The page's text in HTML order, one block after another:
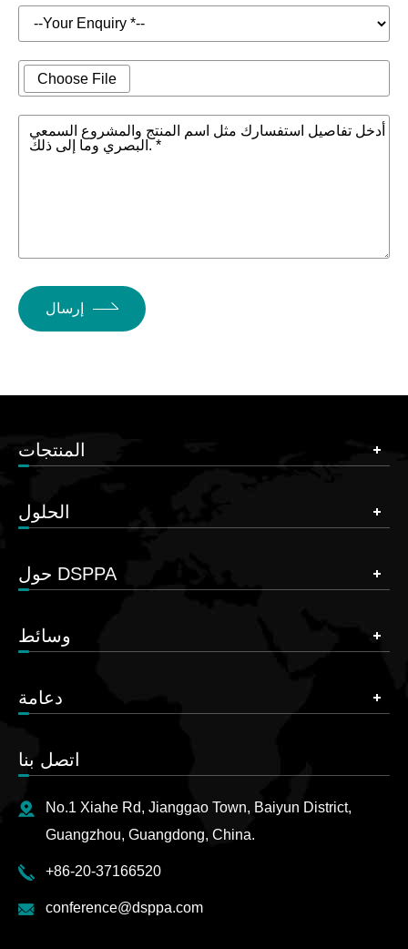
Choose File
أدخل تفاصيل استفسارك مثل اسم المنتج والمشروع السمعي
البصري وما إلى ذلك. *
إرسال
المنتجات
الحلول
حول DSPPA
وسائط
دعامة
اتصل بنا
No.1 Xiahe Rd, Jianggao Town, Baiyun District,
Guangzhou, Guangdong, China.
+86-20-37166520
conference@dsppa.com